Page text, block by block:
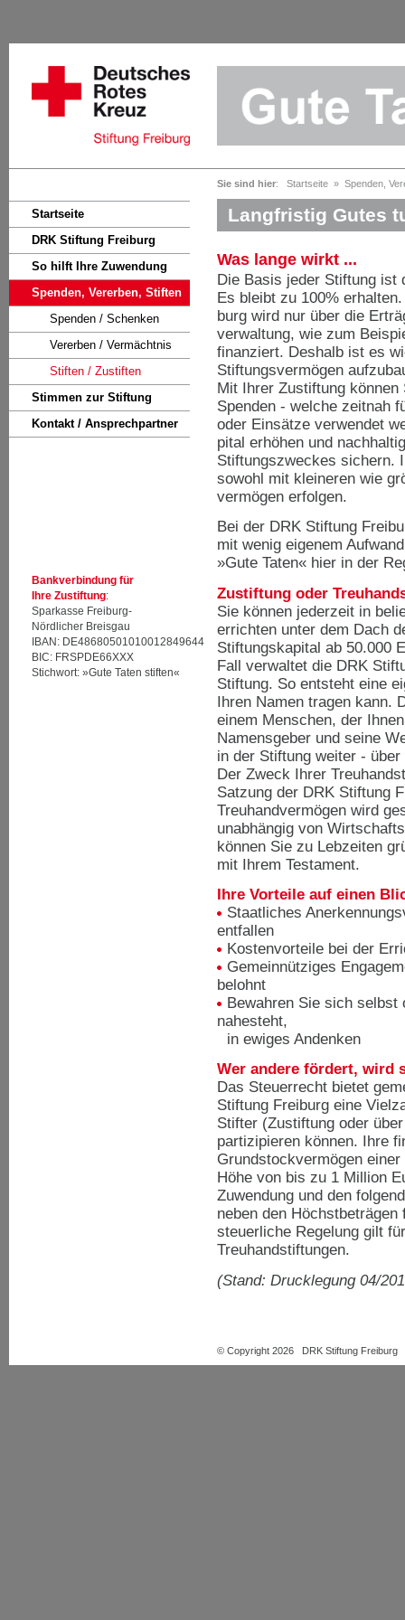
Startseite
DRK Stiftung Freiburg
So hilft Ihre Zuwendung
Spenden, Vererben, Stiften
Spenden / Schenken
Vererben / Vermächtnis
Stiften / Zustiften
Stimmen zur Stiftung
Kontakt / Ansprechpartner
Bankverbindung für
Ihre Zustiftung:
Sparkasse Freiburg-
Nördlicher Breisgau
IBAN: DE48680501010012849644
BIC: FRSPDE66XXX
Stichwort: »Gute Taten stiften«
Sie sind hier: Startseite » Spenden,
Langfristig Gutes
Was lange wirkt ...
Die Basis jeder Stiftung ist
Es bleibt zu 100%
burg wird nur über die
verwaltung, wie zum
finanziert. Deshalb ist es
Stiftungsvermögen
Mit Ihrer Zustiftung
Spenden - welche zeitnah
oder Einsätze verwendet
pital erhöhen und
Stiftungszweckes sichern.
sowohl mit kleineren wie
vermögen erfolgen.
Bei der DRK Stiftung
mit wenig eigenem
»Gute Taten« hier in der
Zustiftung oder
Sie können jederzeit in
errichten unter dem Dach
Stiftungskapital ab 50.000
Fall verwaltet die DRK
Stiftung. So entsteht eine
Ihren Namen tragen kann.
einem Menschen, der
Namensgeber und seine
in der Stiftung weiter -
Der Zweck Ihrer
Satzung der DRK Stiftung
Treuhandvermögen wird
unabhängig von
können Sie zu Lebzeiten
mit Ihrem Testament.
Ihre Vorteile auf einen
Staatliches
entfallen
Kostenvorteile bei der
Gemeinnütziges
belohnt
Bewahren Sie sich selbst
nahesteht,
in ewiges Andenken
Wer andere fördert, wird
Das Steuerrecht bietet
Stiftung Freiburg eine
Stifter (Zustiftung oder
partizipieren können. Ihre
Grundstockvermögen
Höhe von bis zu 1 Million
Zuwendung und den
neben den
steuerliche Regelung gilt
Treuhandstiftungen.
(Stand: Drucklegung 04/
© Copyright 2026 DRK Stiftung Freiburg